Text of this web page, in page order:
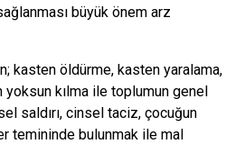
büyük önem arz
öldürme, kasten yaralama,
kılma ile toplumun genel
saldırı, cinsel taciz, çocuğun
temininde bulunmak ile mal